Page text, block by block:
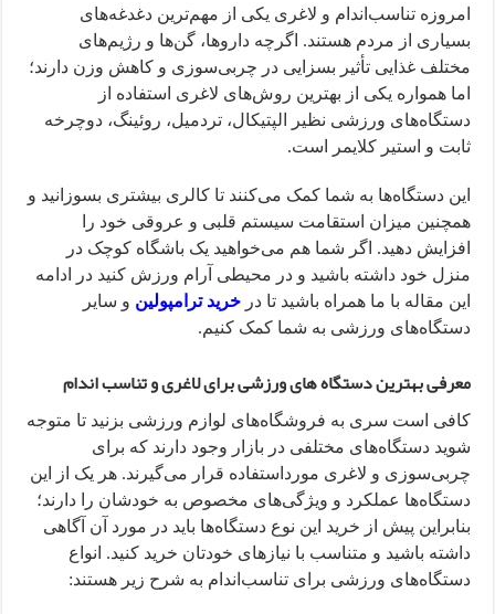
امروزه تناسب‌اندام و لاغری یکی از مهم‌ترین دغدغه‌های
بسیاری از مردم هستند. اگرچه داروها، گن‌ها و رژیم‌های
مختلف غذایی تأثیر بسزایی در چربی‌سوزی و کاهش وزن دارند؛
اما همواره یکی از بهترین روش‌های لاغری استفاده از
دستگاه‌های ورزشی نظیر الپتیکال، تردمیل، روئینگ، دوچرخه
ثابت و استیر کلایمر است.
این دستگاه‌ها به شما کمک می‌کنند تا کالری بیشتری بسوزانید و
همچنین میزان استقامت سیستم قلبی و عروقی خود را
افزایش دهید. اگر شما هم می‌خواهید یک باشگاه کوچک در
منزل خود داشته باشید و در محیطی آرام ورزش کنید در ادامه
این مقاله با ما همراه باشید تا درخرید ترامپولین و سایر
دستگاه‌های ورزشی به شما کمک کنیم.
معرفی بهترین دستگاه‌ های ورزشی برای لاغری و تناسب‌ اندام
کافی است سری به فروشگاه‌های لوازم ورزشی بزنید تا متوجه
شوید دستگاه‌های مختلفی در بازار وجود دارند که برای
چربی‌سوزی و لاغری مورداستفاده قرار می‌گیرند. هر یک از این
دستگاه‌ها عملکرد و ویژگی‌های مخصوص به خودشان را دارند؛
بنابراین پیش از خرید این نوع دستگاه‌ها باید در مورد آن آگاهی
داشته باشید و متناسب با نیاز‌های خودتان خرید کنید. انواع
دستگاه‌های ورزشی برای تناسب‌اندام به شرح زیر هستند: